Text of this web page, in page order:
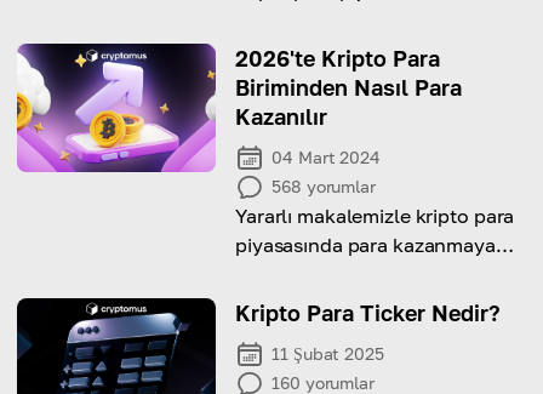
2026'te Kripto Para
Biriminden Nasıl Para
Kazanılır
04 Mart 2024
568 yorumlar
Yararlı makalemizle kripto para
piyasasında para kazanmaya
fırsatları keşfedin
Kripto Para Ticker Nedir?
11 Şubat 2025
160 yorumlar